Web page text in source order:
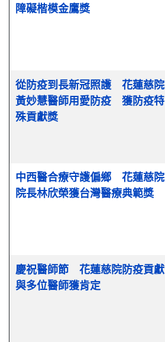
障礙楷模金鷹獎
從防疫到長新冠照護 花蓮慈院
黃妙慧醫師用愛防疫 獲防疫特
殊貢獻獎
中西醫合療守護偏鄉 花蓮慈院
院長林欣榮獲台灣醫療典範獎
慶祝醫師節 花蓮慈院防疫貢獻
與多位醫師獲肯定